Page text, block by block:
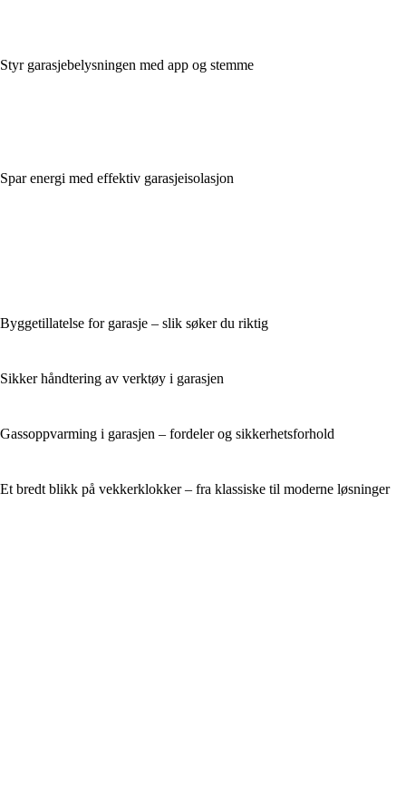
Styr garasjebelysningen med app og stemme
Spar energi med effektiv garasjeisolasjon
Byggetillatelse for garasje – slik søker du riktig
Sikker håndtering av verktøy i garasjen
Gassoppvarming i garasjen – fordeler og sikkerhetsforhold
Et bredt blikk på vekkerklokker – fra klassiske til moderne løsninger